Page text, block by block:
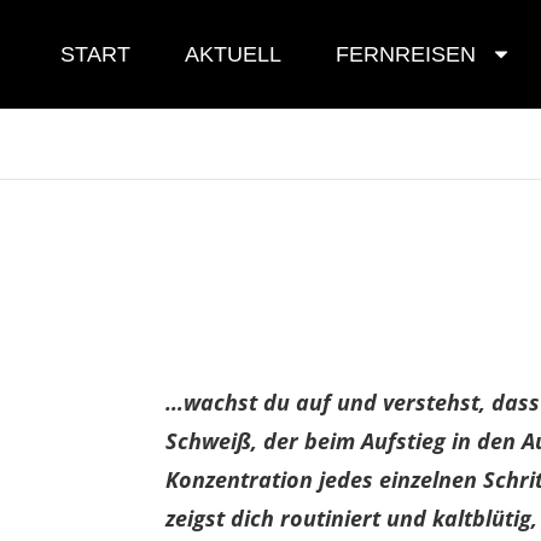
START AKTUELL FERNREISEN
…wachst du auf und verstehst,
Schweiß, der beim Aufstieg in den
Konzentration jedes einzelnen
zeigst dich routiniert und